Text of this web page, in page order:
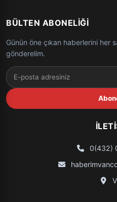
BÜLTEN ABONELIĞI
Günün öne çıkan haberlerini her
gönderelim.
0(432)